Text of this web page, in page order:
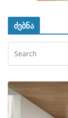
ძებნა